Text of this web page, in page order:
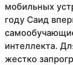
мобильных
году Саид
интеллекта.
жестко